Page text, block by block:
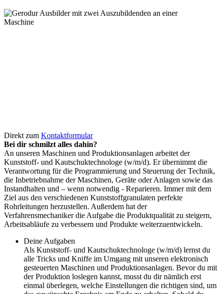
Direkt zum Kontaktformular
Bei dir schmilzt alles dahin?
An unseren Maschinen und Produktionsanlagen arbeitet der
Kunststoff- und Kautschuktechnologe (w/­m/­d). Er übernimmt die
Verantwortung für die Programmierung und Steuerung der Technik,
die Inbetriebnahme der Maschinen, Geräte oder Anlagen sowie das
Instandhalten und – wenn notwendig - Reparieren. Immer mit dem
Ziel aus den verschiedenen Kunststoffgranulaten perfekte
Rohrleitungen herzustellen. Außerdem hat der
Verfahrensmechaniker die Aufgabe die Produktqualität zu steigern,
Arbeitsabläufe zu verbessern und Produkte weiterzuentwickeln.
Deine Aufgaben
Als Kunststoff- und Kautschuktechnologe (w/­m/­d) lernst du
alle Tricks und Kniffe im Umgang mit unseren elektronisch
gesteuerten Maschinen und Produktionsanlagen. Bevor du mit
der Produktion loslegen kannst, musst du dir nämlich erst
einmal überlegen, welche Einstellungen die richtigen sind, um